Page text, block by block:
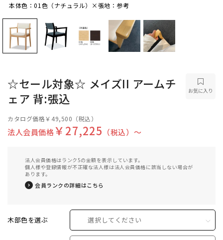
本体色：01色（ナチュラル）×張地：参考
本体色：01色（ナチュラル）×張地：参考
☆セール対象☆ メイズII アームチ
ェア 背:張込
お気に入り
カタログ価格￥49,500 （税込）
法人会員価格￥27,225 （税込）〜
法人会員価格はランク5の金額を表示しています。
個人様や登録情報が不正確な法人様は法人会員価格に該当しない場合が
あります。
会員ランクの詳細はこちら
木部色を選ぶ 選択してください